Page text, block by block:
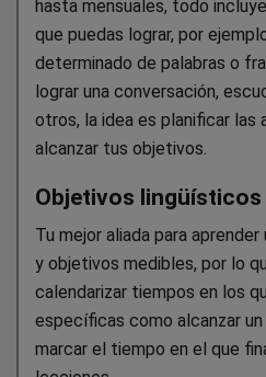
hasta mensuales, todo
que puedas lograr, por
determinado de palabras o
lograr una conversación,
otros, la idea es planificar las
alcanzar tus objetivos.
Objetivos lingüísticos
Tu mejor aliada para
y objetivos medibles, por lo
calendarizar tiempos en los
específicas como alcanzar
marcar el tiempo en el que